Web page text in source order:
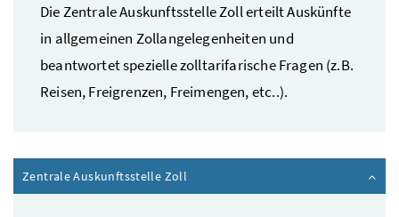
Die Zentrale Auskunftsstelle Zoll erteilt Auskünfte
in allgemeinen Zollangelegenheiten und
beantwortet spezielle zolltarifarische Fragen (z.B.
Reisen, Freigrenzen, Freimengen,etc..).
Zentrale Auskunftsstelle Zoll